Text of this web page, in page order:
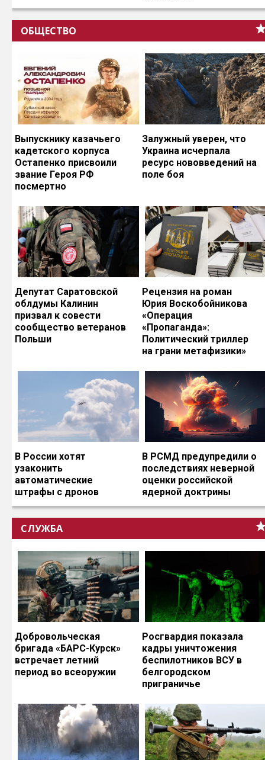
ОБЩЕСТВО
Выпускнику казачьего
кадетского корпуса
Остапенко присвоили
звание Героя РФ
посмертно
Залужный уверен, что
Украина исчерпала
ресурс нововведений на
поле боя
Депутат Саратовской
облдумы Калинин
призвал к совести
сообщество ветеранов
Польши
Рецензия на роман
Юрия Воскобойникова
«Операция
«Пропаганда»:
Политический триллер
на грани метафизики»
В России хотят
узаконить
автоматические
штрафы с дронов
В РСМД предупредили о
последствиях неверной
оценки российской
ядерной доктрины
СЛУЖБА
Добровольческая
бригада «БАРС-Курск»
встречает летний
период во всеоружии
Росгвардия показала
кадры уничтожения
беспилотников ВСУ в
белгородском
приграничье